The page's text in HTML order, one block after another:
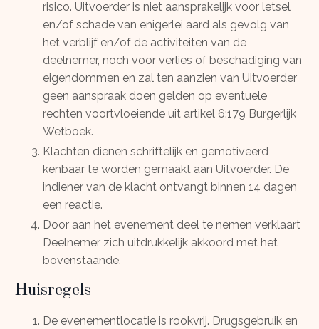
risico. Uitvoerder is niet aansprakelijk voor letsel
en/of schade van enigerlei aard als gevolg van
het verblijf en/of de activiteiten van de
deelnemer, noch voor verlies of beschadiging van
eigendommen en zal ten aanzien van Uitvoerder
geen aanspraak doen gelden op eventuele
rechten voortvloeiende uit artikel 6:179 Burgerlijk
Wetboek.
Klachten dienen schriftelijk en gemotiveerd
kenbaar te worden gemaakt aan Uitvoerder. De
indiener van de klacht ontvangt binnen 14 dagen
een reactie.
Door aan het evenement deel te nemen verklaart
Deelnemer zich uitdrukkelijk akkoord met het
bovenstaande.
Huisregels
De evenementlocatie is rookvrij. Drugsgebruik en